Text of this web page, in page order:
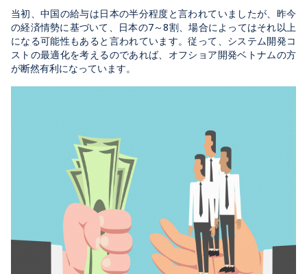
当初、中国の給与は日本の半分程度と言われていましたが、昨今
の経済情勢に基づいて、日本の7～8割、場合によってはそれ以上
になる可能性もあると言われています。従って、システム開発コ
ストの最適化を考えるのであれば、オフショア開発ベトナムの方
が断然有利になっています。